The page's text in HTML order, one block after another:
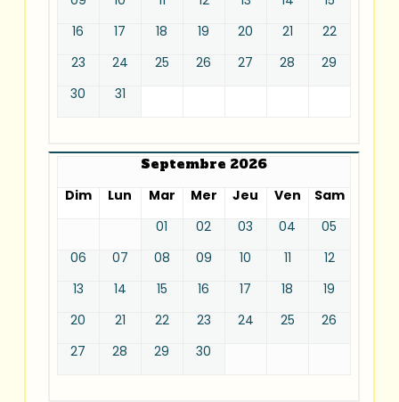
16
17 18 19 20 21
22
23
24 25 26 27 28
29
30
31
Septembre 2026
Dim
Lun Mar Mer Jeu Ven
Sam
01
02 03 04
05
06
07 08 09 10 11
12
13
14 15 16 17 18
19
20
21 22 23 24 25
26
27
28 29 30